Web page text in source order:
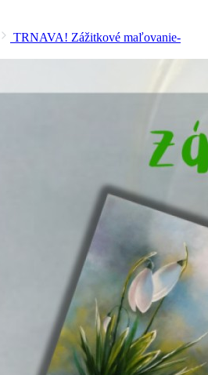
TRNAVA! Zážitkové maľovanie-